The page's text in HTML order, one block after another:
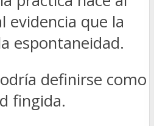
evidencia que la
espontaneidad.
definirse como
fingida.